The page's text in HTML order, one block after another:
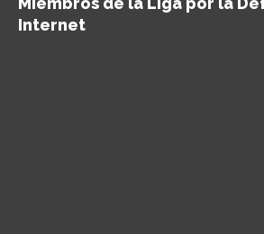
Internet